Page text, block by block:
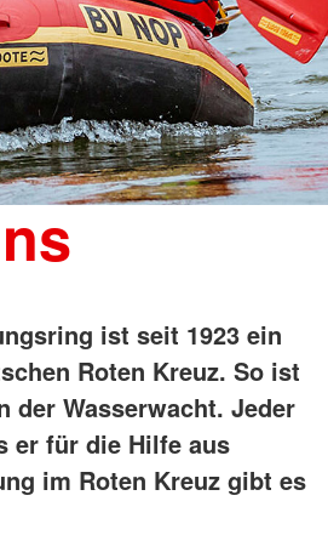
ist seit 1923 ein
Roten Kreuz. So ist
der Wasserwacht. Jeder
er für die Hilfe aus
im Roten Kreuz gibt es